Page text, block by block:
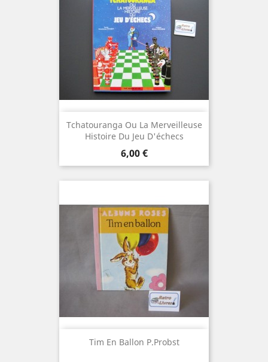
Tchatouranga Ou La Merveilleuse
Histoire Du Jeu D'échecs
Prix
6,00 €
Tim En Ballon P.Probst